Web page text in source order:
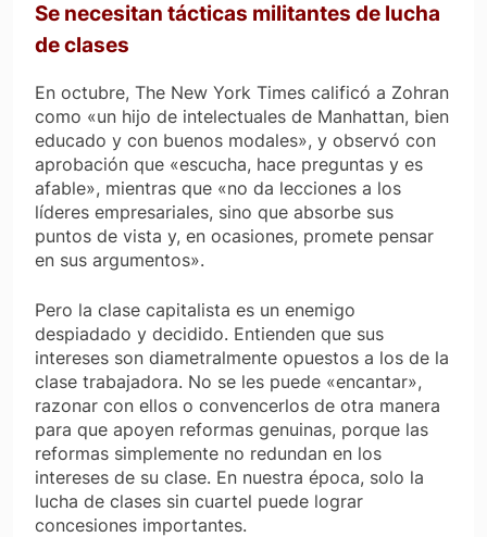
Se necesitan tácticas militantes de lucha
de clases
En octubre, The New York Times calificó a Zohran
como «un hijo de intelectuales de Manhattan, bien
educado y con buenos modales», y observó con
aprobación que «escucha, hace preguntas y es
afable», mientras que «no da lecciones a los
líderes empresariales, sino que absorbe sus
puntos de vista y, en ocasiones, promete pensar
en sus argumentos».
Pero la clase capitalista es un enemigo
despiadado y decidido. Entienden que sus
intereses son diametralmente opuestos a los de la
clase trabajadora. No se les puede «encantar»,
razonar con ellos o convencerlos de otra manera
para que apoyen reformas genuinas, porque las
reformas simplemente no redundan en los
intereses de su clase. En nuestra época, solo la
lucha de clases sin cuartel puede lograr
concesiones importantes.